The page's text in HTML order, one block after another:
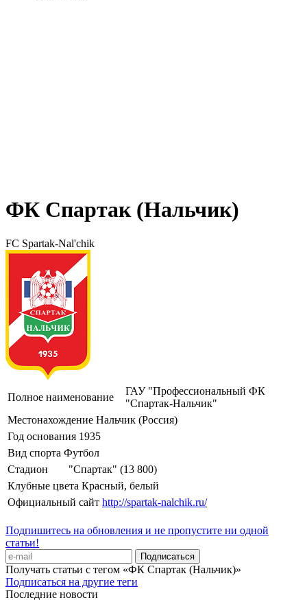
ФК Спартак (Нальчик)
FC Spartak-Nal'chik
Полное наименование
ГАУ "Профессиональный ФК
"Спартак-Нальчик"
Местонахождение Нальчик (Россия)
Год основания 1935
Вид спорта Футбол
Стадион
"Спартак" (13 800)
Клубные цвета Красный, белый
Официальный сайт http://spartak-nalchik.ru/
Подпишитесь на обновления и не пропустите ни одной
статьи!
Получать статьи с тегом «ФК Спартак (Нальчик)»
Подписаться на другие теги
Последние новости